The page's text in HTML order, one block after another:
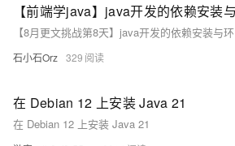
石小石Orz 329
在 Debian 12 上安装 Java 21
在 Debian 12 上安装 Java 21